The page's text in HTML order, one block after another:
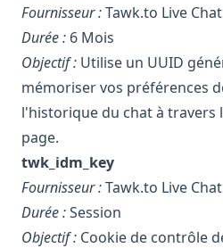
Fournisseur :Tawk.to Live Chat
Durée : 6 Mois
Objectif : Utilise un UUID
mémoriser vos préférences
l'historique du chat à travers
page.
twk_idm_key
Fournisseur :Tawk.to Live Chat
Durée :Session
Objectif : Cookie de contrôle